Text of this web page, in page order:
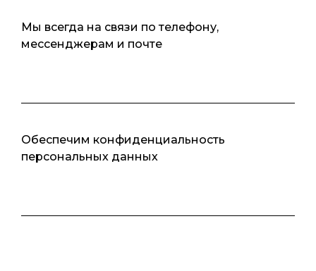
Мы всегда на связи по телефону,
мессенджерам и почте
Обеспечим конфиденциальность
персональных данных